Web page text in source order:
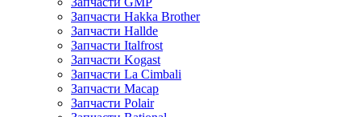
Запчасти Hakka Brother
Запчасти Hallde
Запчасти Italfrost
Запчасти Kogast
Запчасти La Cimbali
Запчасти Macap
Запчасти Polair